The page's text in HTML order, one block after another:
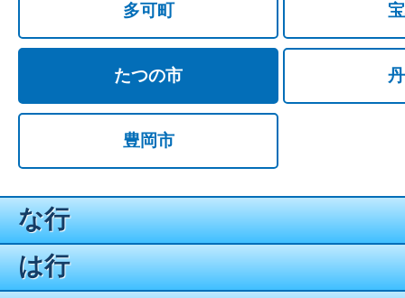
多可町
たつの市
豊岡市
な行
は行